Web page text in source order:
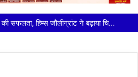
का सीधे मिल रहा लाभः धामी